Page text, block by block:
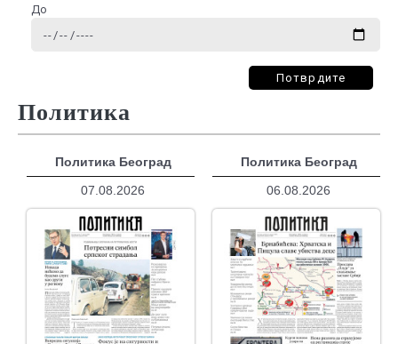
До
Потврдите
Политика
Политика Београд
07.08.2026
Политика Београд
06.08.2026